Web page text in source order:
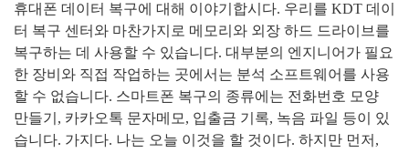
휴대폰 데이터 복구에 대해 이야기합시다. 우리를 KDT 데이
터 복구 센터와 마찬가지로 메모리와 외장 하드 드라이브를
복구하는 데 사용할 수 있습니다. 대부분의 엔지니어가 필요
한 장비와 직접 작업하는 곳에서는 분석 소프트웨어를 사용
할 수 없습니다. 스마트폰 복구의 종류에는 전화번호 모양
만들기 , 카카오톡 문자메모 , 입출금 기록, 녹음 파일 등이 있
습니다. 가지다. 나는 오늘 이것을 할 것이다. 하지만 먼저 ,